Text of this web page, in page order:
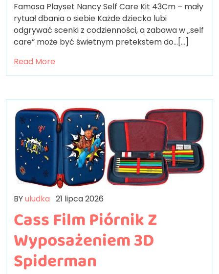
Famosa Playset Nancy Self Care Kit 43Cm – mały
rytuał dbania o siebie Każde dziecko lubi
odgrywać scenki z codzienności, a zabawa w „self
care” może być świetnym pretekstem do…[...]
Read More
BYuludka 21 lipca 2026
Cass Film Piórnik Z
Wyposażeniem 3D
Spiderman